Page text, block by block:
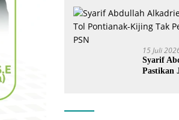
15 Juli
Syarif
Pastikan